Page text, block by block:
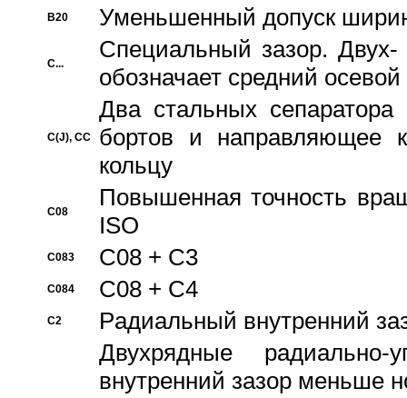
B20 Уменьшенный допуск
C...
Специальный зазор.
обозначает средний
C(J), CC
Два стальных сепаратора
бортов и направляющее
кольцу
C08
Повышенная точность
ISO
C083 C08 + C3
C084 C08 + C4
C2
Pадиальный внутренний
Двухрядные радиально-
внутренний зазор меньше